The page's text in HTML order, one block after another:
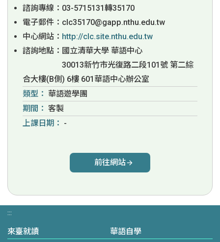
諮詢專線：03-5715131轉35170
電子郵件：clc35170@gapp.nthu.edu.tw
中心網站： http://clc.site.nthu.edu.tw
諮詢地點：國立清華大學 華語中心
30013新竹市光復路二段101號 第二綜
合大樓(B側) 6樓 601華語中心辦公室
類型： 華語遊學團
期間： 客製
上課日期： -
前往網站
:::
來臺就讀 華語自學